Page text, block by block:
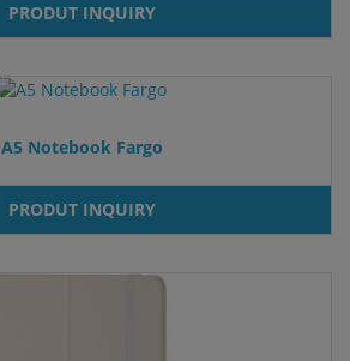
PRODUT INQUIRY
A5 Notebook Fargo
PRODUT INQUIRY